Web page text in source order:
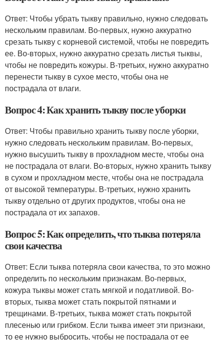
Ответ: Чтобы убрать тыкву правильно, нужно следовать
нескольким правилам. Во-первых, нужно аккуратно
срезать тыкву с корневой системой, чтобы не повредить
ее. Во-вторых, нужно аккуратно срезать листья тыквы,
чтобы не повредить кожуры. В-третьих, нужно аккуратно
перенести тыкву в сухое место, чтобы она не
пострадала от влаги.
Вопрос 4: Как хранить тыкву после уборки
Ответ: Чтобы правильно хранить тыкву после уборки,
нужно следовать нескольким правилам. Во-первых,
нужно высушить тыкву в прохладном месте, чтобы она
не пострадала от влаги. Во-вторых, нужно хранить тыкву
в сухом и прохладном месте, чтобы она не пострадала
от высокой температуры. В-третьих, нужно хранить
тыкву отдельно от других продуктов, чтобы она не
пострадала от их запахов.
Вопрос 5: Как определить, что тыква потеряла
свои качества
Ответ: Если тыква потеряла свои качества, то это можно
определить по нескольким признакам. Во-первых,
кожура тыквы может стать мягкой и податливой. Во-
вторых, тыква может стать покрытой пятнами и
трещинами. В-третьих, тыква может стать покрытой
плесенью или грибком. Если тыква имеет эти признаки,
то ее нужно выбросить, чтобы не пострадала от ее